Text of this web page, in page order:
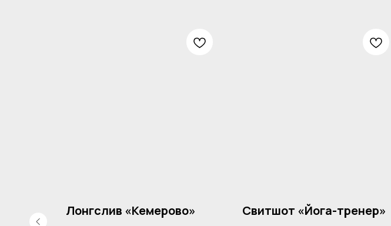
Лонгслив «Кемерово» Свитшот «Йога-тренер»